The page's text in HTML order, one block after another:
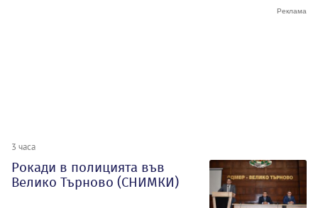
3 часа
Рокади в полицията във
Велико Търново (СНИМКИ)